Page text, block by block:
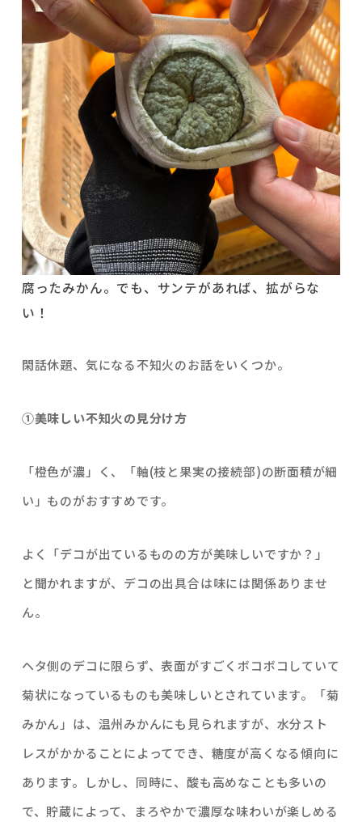
腐ったみかん。でも、サンテがあれば、拡がらな
い！
閑話休題、気になる不知火のお話をいくつか。
①美味しい不知火の見分け方
「橙色が濃」く、「軸(枝と果実の接続部)の断面積が細
い」ものがおすすめです。
よく「デコが出ているものの方が美味しいですか？」
と聞かれますが、デコの出具合は味には関係ありませ
ん。
ヘタ側のデコに限らず、表面がすごくボコボコしていて
菊状になっているものも美味しいとされています。「菊
みかん」は、温州みかんにも見られますが、水分スト
レスがかかることによってでき、糖度が高くなる傾向に
あります。しかし、同時に、酸も高めなことも多いの
で、貯蔵によって、まろやかで濃厚な味わいが楽しめる